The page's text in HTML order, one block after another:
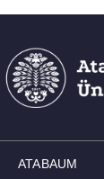
ATABAUM